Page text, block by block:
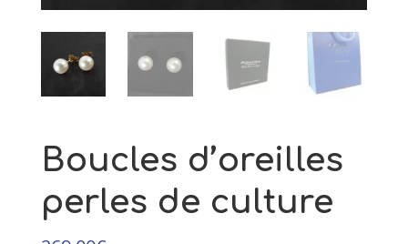
Boucles d’oreilles
perles de culture